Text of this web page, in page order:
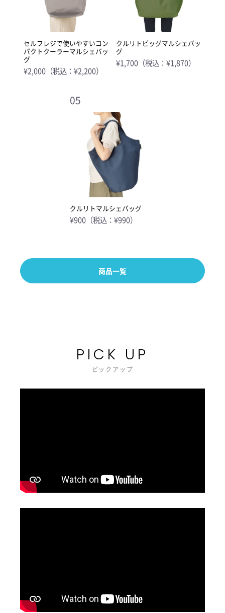
セルフレジで使いやすいコン
パクトクーラーマルシェバッ
グ
¥2,000（税込：¥2,200）
クルリトビッグマルシェバッ
グ
¥1,700（税込：¥1,870）
05
クルリトマルシェバッグ
¥900（税込：¥990）
商品一覧
PICK UP
ピックアップ